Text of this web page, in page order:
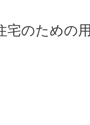
宅のための